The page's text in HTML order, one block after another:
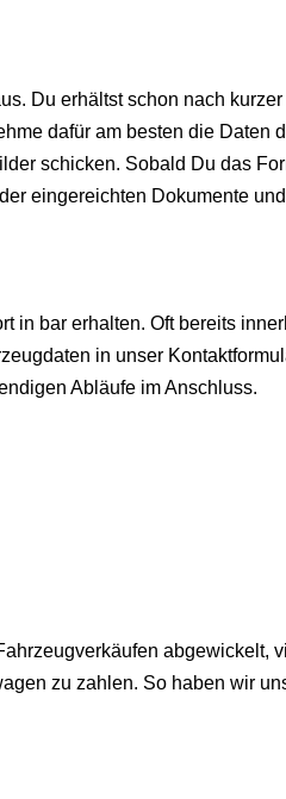
Du erhältst schon nach
dafür am besten die Daten
schicken. Sobald Du das
eingereichten Dokumente
in bar erhalten. Oft bereits
in unser
Abläufe im Anschluss.
abgewickelt,
zu zahlen. So haben wir